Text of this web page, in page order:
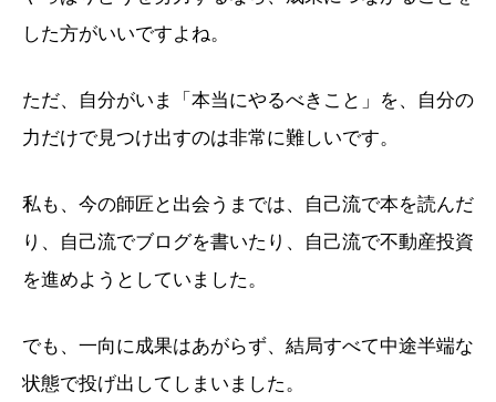
した方がいいですよね。
ただ、自分がいま「本当にやるべきこと」を、自分の
力だけで見つけ出すのは非常に難しいです。
私も、今の師匠と出会うまでは、自己流で本を読んだ
り、自己流でブログを書いたり、自己流で不動産投資
を進めようとしていました。
でも、一向に成果はあがらず、結局すべて中途半端な
状態で投げ出してしまいました。